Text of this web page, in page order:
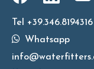
Tel +39.346.8194316
Whatsapp